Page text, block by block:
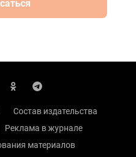
Состав издательства
Реклама в журнале
материалов